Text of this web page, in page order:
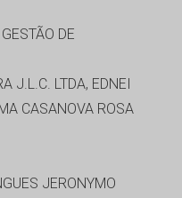
DE
J.L.C. LTDA, EDNEI
CASANOVA ROSA
JERONYMO